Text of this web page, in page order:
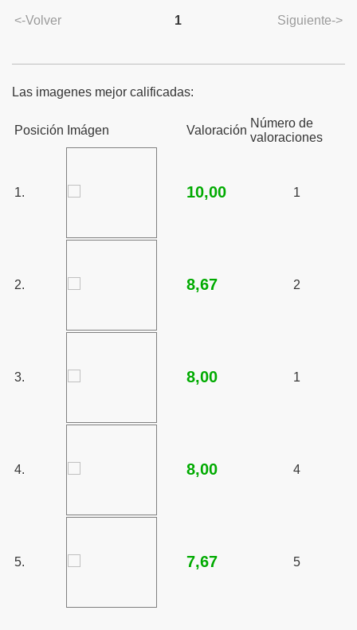
<-Volver 1 Siguiente->
Las imagenes mejor calificadas:
Posición Imágen Valoración
Número de
valoraciones
1. 10,00 1
2. 8,67 2
3. 8,00 1
4. 8,00 4
5. 7,67 5